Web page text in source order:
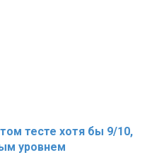
тесте хотя бы 9/10,
уровнем